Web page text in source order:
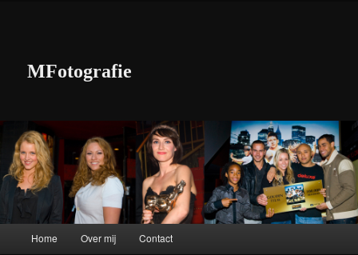
MFotografie
Spring naar de primaire inhoud
Spring naar de secundaire inhoud
Home Over mij Contact